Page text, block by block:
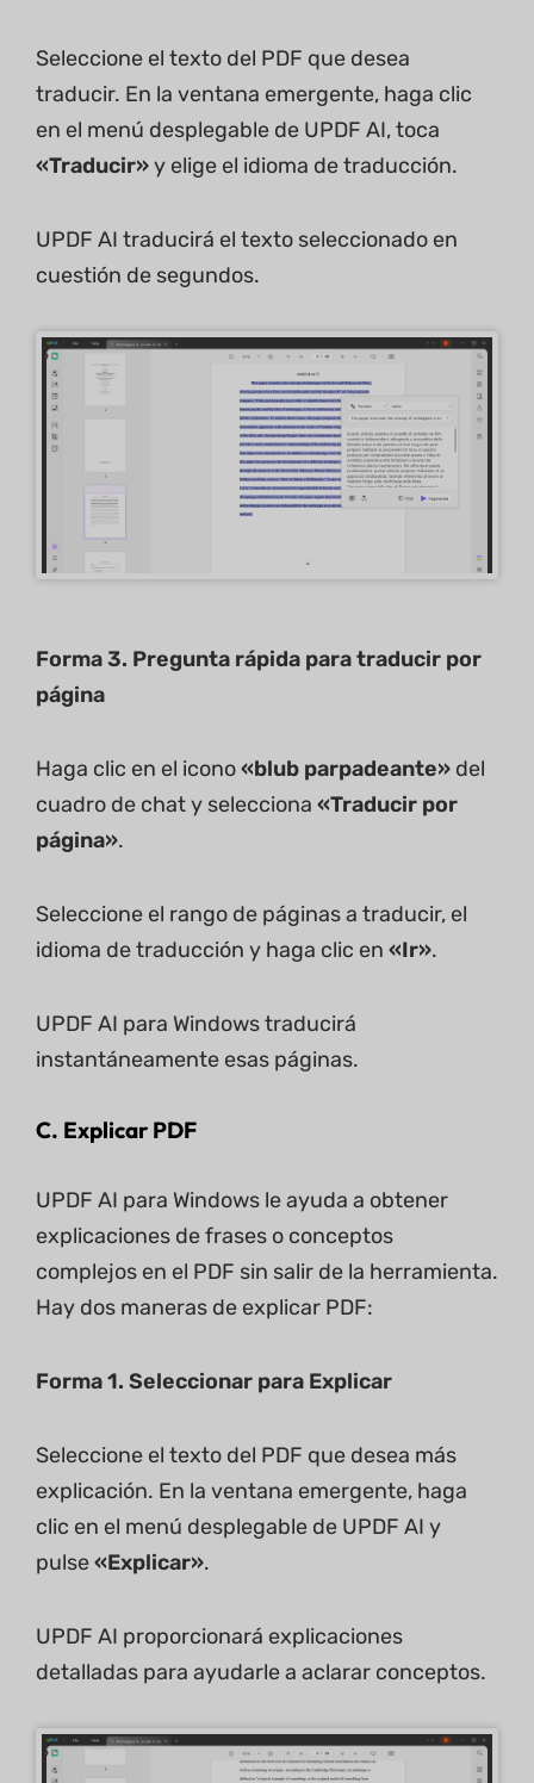
Seleccione el texto del PDF que desea
traducir. En la ventana emergente, haga clic
en el menú desplegable de UPDF AI, toca
«Traducir»y elige el idioma de traducción.
UPDF AI traducirá el texto seleccionado en
cuestión de segundos.
Forma 3. Pregunta rápida para traducir por
página
Haga clic en el icono«blub parpadeante» del
cuadro de chat y selecciona «Traducir por
página».
Seleccione el rango de páginas a traducir, el
idioma de traducción y haga clic en «Ir».
UPDF AI para Windows traducirá
instantáneamente esas páginas.
C. Explicar PDF
UPDF AI para Windows le ayuda a obtener
explicaciones de frases o conceptos
complejos en el PDF sin salir de la herramienta.
Hay dos maneras de explicar PDF:
Forma 1. Seleccionar para Explicar
Seleccione el texto del PDF que desea más
explicación. En la ventana emergente, haga
clic en el menú desplegable de UPDF AI y
pulse«Explicar».
UPDF AI proporcionará explicaciones
detalladas para ayudarle a aclarar conceptos.